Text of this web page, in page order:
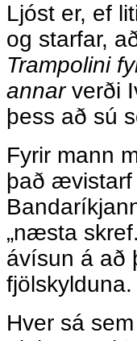
Ljóst er, ef
og starfar,
Trampolini
annarverði
þess að sú
Fyrir mann
það ævistarf
„næsta
ávísun á að
fjölskylduna.
Hver sá